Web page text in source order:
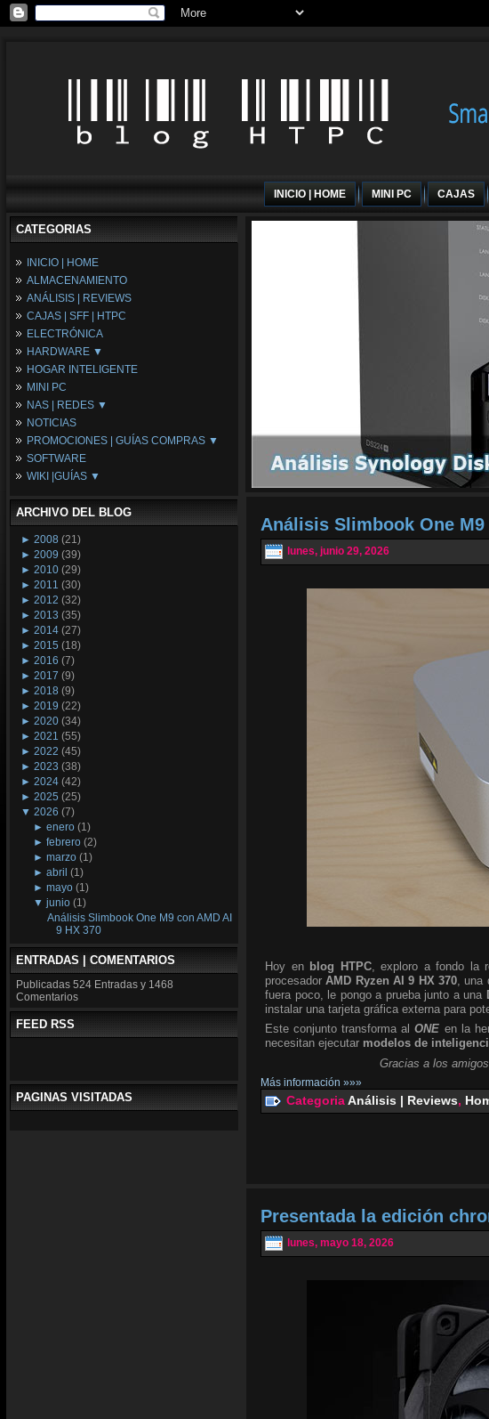
INICIO | HOME MINI PC CAJAS
CATEGORIAS
INICIO | HOME
ALMACENAMIENTO
ANÁLISIS | REVIEWS
CAJAS | SFF | HTPC
ELECTRÓNICA
HARDWARE ▼
Fuentes de Alimentación
Memória RAM
Placas Base
Procesadores
Periféricos
Refrigeración
Tarjetas Gráficas
HOGAR INTELIGENTE
MINI PC
NAS | REDES ▼
NAS
Espacio Synology
Redes
NOTICIAS
PROMOCIONES | GUÍAS COMPRAS ▼
Configuraciones Ordenadores
Guías de Compras
SOFTWARE
WIKI |GUÍAS ▼
Wikipedia
ARCHIVO DEL BLOG
► 2008 (21)
► 2009 (39)
► 2010 (29)
► 2011 (30)
► 2012 (32)
► 2013 (35)
► 2014 (27)
► 2015 (18)
► 2016 (7)
► 2017 (9)
► 2018 (9)
► 2019 (22)
► 2020 (34)
► 2021 (55)
► 2022 (45)
► 2023 (38)
► 2024 (42)
► 2025 (25)
▼ 2026 (7)
►enero (1)
►febrero (2)
►marzo (1)
►abril (1)
►mayo (1)
▼junio (1)
Análisis Slimbook One M9 con AMD AI
9 HX 370
ENTRADAS | COMENTARIOS
Publicadas 524 Entradas y 1468
Comentarios
FEED RSS
PAGINAS VISITADAS
Análisis Slimbook One M9
lunes, junio 29, 2026
Hoy en blog HTPC, exploro a fondo la
procesadorAMD Ryzen AI 9 HX 370 ,
fuera poco, le pongo a prueba junto a una
instalar una tarjeta gráfica externa para
Este conjunto transforma alONE en la
necesitan ejecutar modelos de
Gracias a los
Más información »»»
CategoriaAnálisis | Reviews,
Presentada la edición
lunes, mayo 18, 2026